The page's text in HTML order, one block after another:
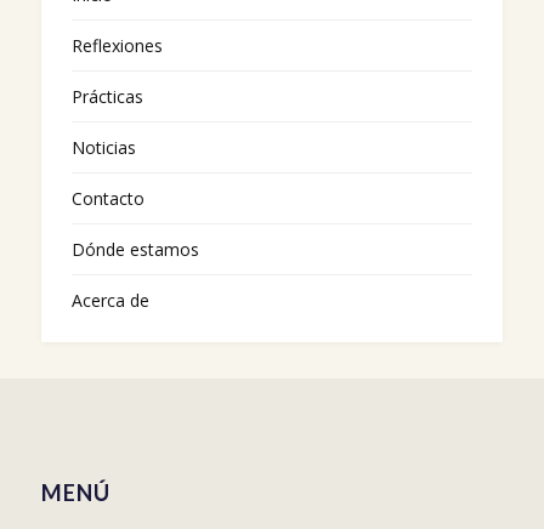
Reflexiones
Prácticas
Noticias
Contacto
Dónde estamos
Acerca de
MENÚ